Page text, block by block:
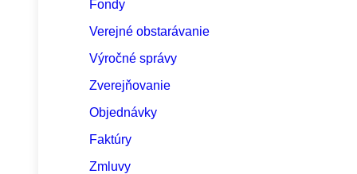
Fondy
Verejné obstarávanie
Výročné správy
Zverejňovanie
Objednávky
Faktúry
Zmluvy